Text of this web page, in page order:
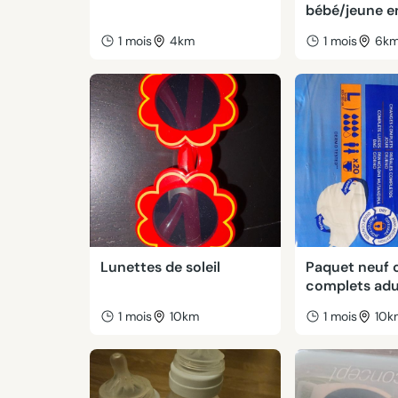
1 mois 4km
bébé/jeune
1 mois
Lunettes de soleil
1 mois 10km
Paquet neuf
complets
1 mois